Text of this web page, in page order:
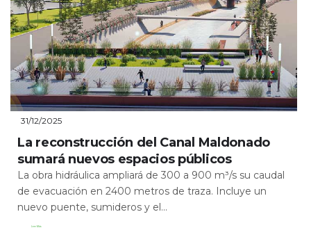
31/12/2025
La reconstrucción del Canal Maldonado
sumará nuevos espacios públicos
La obra hidráulica ampliará de 300 a 900 m³/s su caudal
de evacuación en 2400 metros de traza. Incluye un
nuevo puente, sumideros y el...
Leer Más